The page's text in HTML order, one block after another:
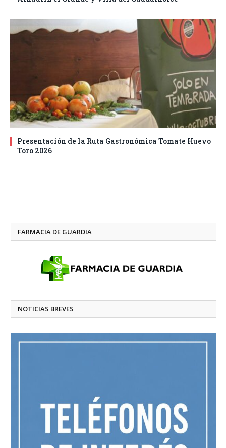
Presentación de la Ruta Gastronómica Tomate Huevo
Toro 2026
FARMACIA DE GUARDIA
NOTICIAS BREVES